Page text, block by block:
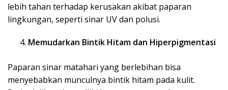
lebih tahan terhadap kerusakan akibat paparan
lingkungan, seperti sinar UV dan polusi.
Memudarkan Bintik Hitam dan Hiperpigmentasi
Paparan sinar matahari yang berlebihan bisa
menyebabkan munculnya bintik hitam pada kulit.